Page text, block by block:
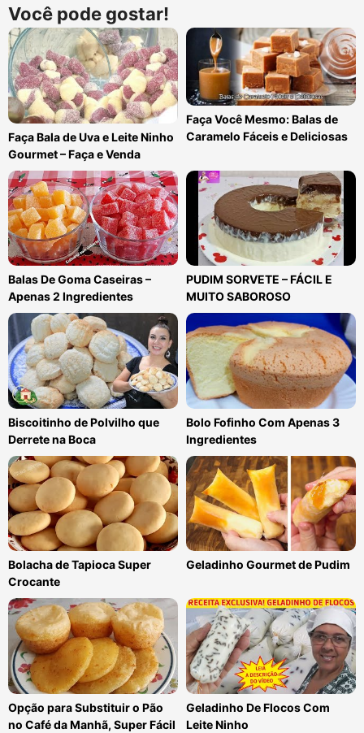
Você pode gostar!
Faça Bala de Uva e Leite Ninho
Gourmet – Faça e Venda
Faça Você Mesmo: Balas de
Caramelo Fáceis e Deliciosas
Balas De Goma Caseiras –
Apenas 2 Ingredientes
PUDIM SORVETE – FÁCIL E
MUITO SABOROSO
Biscoitinho de Polvilho que
Derrete na Boca
Bolo Fofinho Com Apenas 3
Ingredientes
Bolacha de Tapioca Super
Crocante
Geladinho Gourmet de Pudim
Opção para Substituir o Pão
no Café da Manhã, Super Fácil
Geladinho De Flocos Com
Leite Ninho